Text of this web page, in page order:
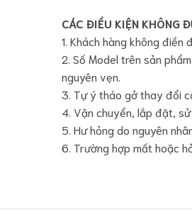
CÁC ĐIỀU KIỆN KHÔNG
1. Khách hàng không
2. Số Model trên sản
nguyên vẹn.
3. Tự ý tháo gở thay đổi
4. Vận chuyển, lắp đặt,
5. Hư hỏng do nguyên
6. Trường hợp mất hoặc